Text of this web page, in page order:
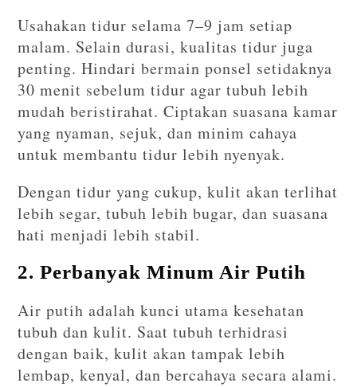
Usahakan tidur selama 7–9 jam setiap
malam. Selain durasi, kualitas tidur juga
penting. Hindari bermain ponsel setidaknya
30 menit sebelum tidur agar tubuh lebih
mudah beristirahat. Ciptakan suasana kamar
yang nyaman, sejuk, dan minim cahaya
untuk membantu tidur lebih nyenyak.
Dengan tidur yang cukup, kulit akan terlihat
lebih segar, tubuh lebih bugar, dan suasana
hati menjadi lebih stabil.
2. Perbanyak Minum Air Putih
Air putih adalah kunci utama kesehatan
tubuh dan kulit. Saat tubuh terhidrasi
dengan baik, kulit akan tampak lebih
lembap, kenyal, dan bercahaya secara alami.